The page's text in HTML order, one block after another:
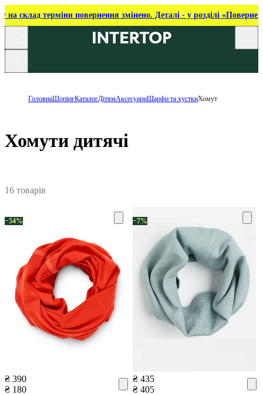
на склад терміни повернення змінено. Деталі - у розділі
ГоловнаШопінгКаталогДітямАксесуариШарфи та хусткиХомут
Хомути дитячі
16 товарів
−54%
₴ 390
₴ 180
−7%
₴ 435
₴ 405